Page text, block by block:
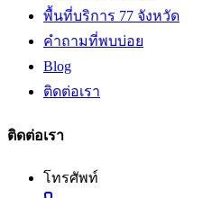
พื้นที่บริการ 77 จังหวัด
คำถามที่พบบ่อย
Blog
ติดต่อเรา
ติดต่อเรา
โทรศัพท์